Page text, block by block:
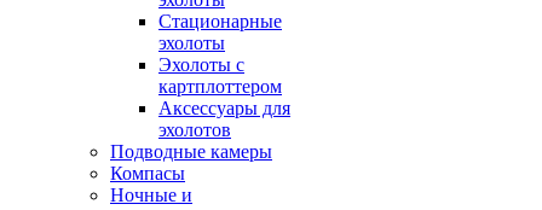
Стационарные
эхолоты
Эхолоты с
картплоттером
Аксессуары для
эхолотов
Подводные камеры
Компасы
Ночные и